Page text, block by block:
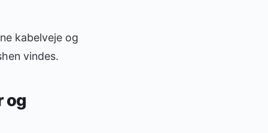
kabelveje og
vindes.
og